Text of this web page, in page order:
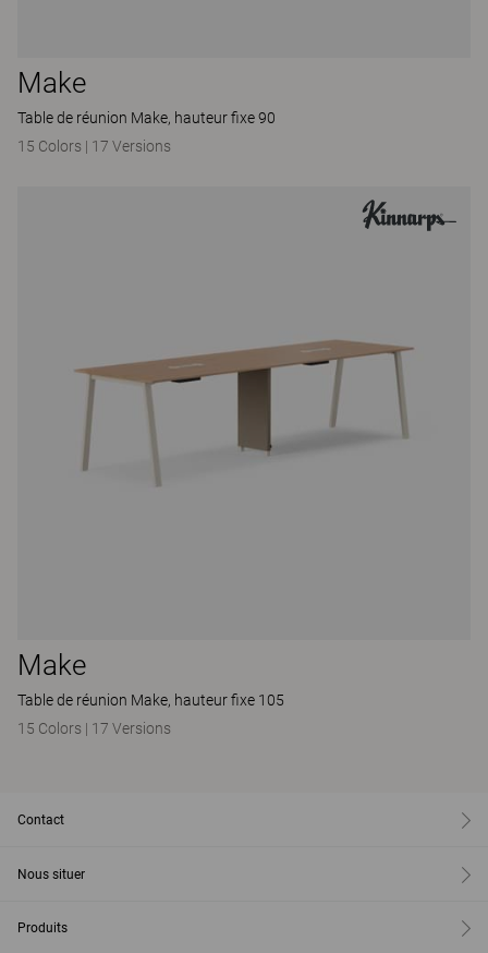
Make
Table de réunion Make, hauteur fixe 90
15 Colors | 17 Versions
Make
Table de réunion Make, hauteur fixe 105
15 Colors | 17 Versions
Contact
Nous situer
Produits